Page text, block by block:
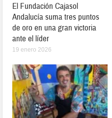
El Fundación Cajasol
Andalucía suma tres puntos
de oro en una gran victoria
ante el líder
19 enero 2026